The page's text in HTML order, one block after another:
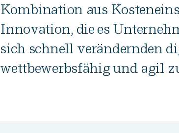
Kombination aus
Innovation, die es
sich schnell verändernden
wettbewerbsfähig und agil